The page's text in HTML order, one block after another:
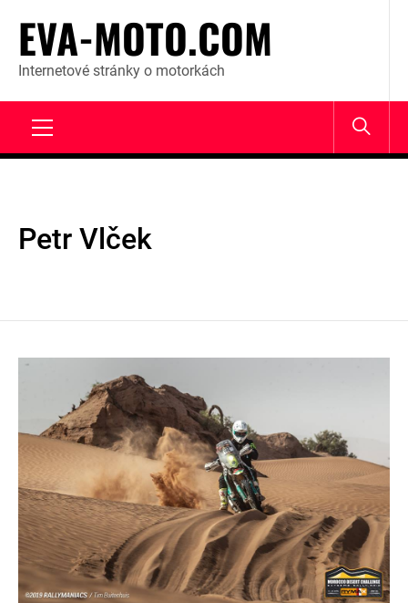
content
EVA-MOTO.COM
Internetové stránky o motorkách
Petr Vlček